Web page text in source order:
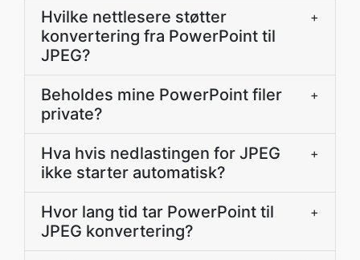
Hvilke nettlesere støtter
konvertering fra PowerPoint til
JPEG?
+
Beholdes mine PowerPoint filer
private?
+
Hva hvis nedlastingen for JPEG
ikke starter automatisk?
+
Hvor lang tid tar PowerPoint til
JPEG konvertering?
+